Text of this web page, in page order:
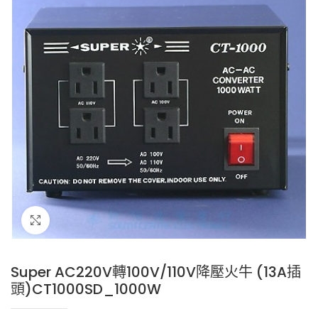
Click to enlarge
Super AC220V轉100V/110V降壓火牛 (13A插
頭)CT1000SD_1000W